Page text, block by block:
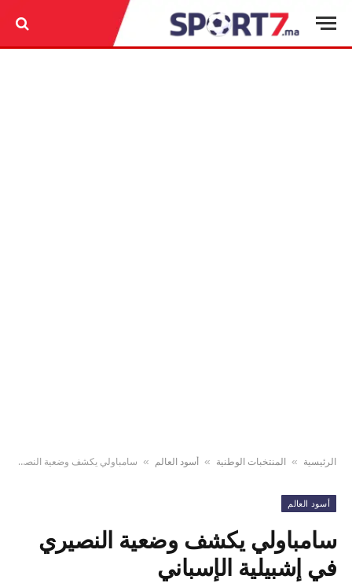
الرئيسية » المنتخبات الوطنية » أسود العالم » سامباولي يكشف وضعية النصيري في إشبيلية الإسباني
أسود العالم
سامباولي يكشف وضعية النصيري
في إشبيلية الإسباني